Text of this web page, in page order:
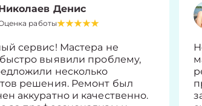
Денис
работы
сервис! Мастера не
выявили проблему,
несколько
решения. Ремонт был
аккуратно и качественно.